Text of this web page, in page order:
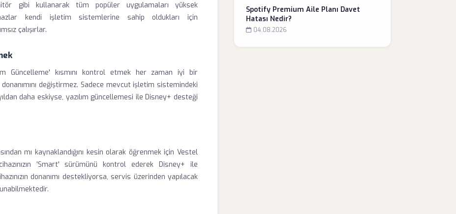
gibi kullanarak tüm popüler uygulamaları yüksek
kendi işletim sistemlerine sahip oldukları için
çalışırlar.
Güncelleme' kısmını kontrol etmek her zaman iyi bir
donanımını değiştirmez. Sadece mevcut işletim sistemindeki
daha eskiyse, yazılım güncellemesi ile Disney+ desteği
mı kaynaklandığını kesin olarak öğrenmek için Vestel
'Smart' sürümünü kontrol ederek Disney+ ile
donanımı destekliyorsa, servis üzerinden yapılacak
Spotify Premium Aile Planı Davet
Hatası Nedir?
04.08.2026